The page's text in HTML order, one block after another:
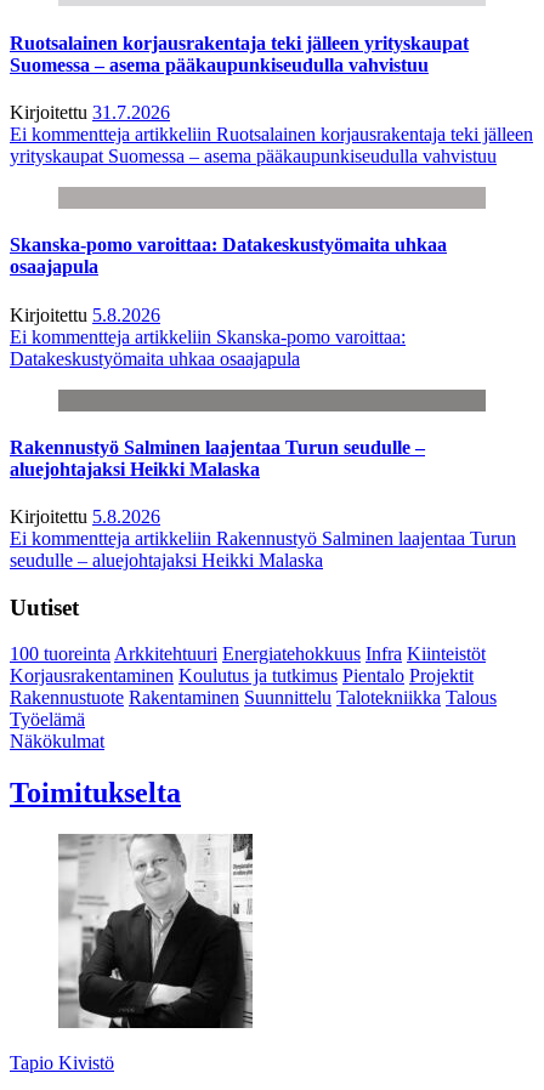
Ruotsalainen korjausrakentaja teki jälleen yrityskaupat
Suomessa – asema pääkaupunkiseudulla vahvistuu
Kirjoitettu 31.7.2026
Ei kommentteja artikkeliin Ruotsalainen korjausrakentaja teki jälleen
yrityskaupat Suomessa – asema pääkaupunkiseudulla vahvistuu
Skanska-pomo varoittaa: Datakeskustyömaita uhkaa
osaajapula
Kirjoitettu 5.8.2026
Ei kommentteja artikkeliin Skanska-pomo varoittaa:
Datakeskustyömaita uhkaa osaajapula
Rakennustyö Salminen laajentaa Turun seudulle –
aluejohtajaksi Heikki Malaska
Kirjoitettu 5.8.2026
Ei kommentteja artikkeliin Rakennustyö Salminen laajentaa Turun
seudulle – aluejohtajaksi Heikki Malaska
Uutiset
100 tuoreintaArkkitehtuuri Energiatehokkuus Infra Kiinteistöt
Korjausrakentaminen Koulutus ja tutkimus Pientalo Projektit
Rakennustuote Rakentaminen Suunnittelu Talotekniikka Talous
Työelämä
Näkökulmat
Toimitukselta
Tapio Kivistö